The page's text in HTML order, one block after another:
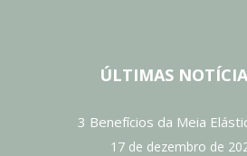
ÚLTIMAS
3 Benefícios da Meia
17 de dezembro de